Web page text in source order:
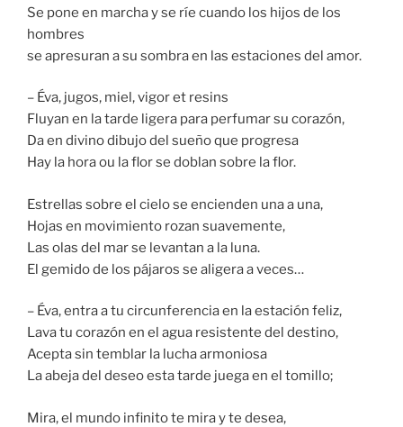
Se pone en marcha y se ríe cuando los hijos de los
hombres
se apresuran a su sombra en las estaciones del amor.
– Éva, jugos, miel, vigor et resins
Fluyan en la tarde ligera para perfumar su corazón,
Da en divino dibujo del sueño que progresa
Hay la hora ou la flor se doblan sobre la flor.
Estrellas sobre el cielo se encienden una a una,
Hojas en movimiento rozan suavemente,
Las olas del mar se levantan a la luna.
El gemido de los pájaros se aligera a veces…
– Éva, entra a tu circunferencia en la estación feliz,
Lava tu corazón en el agua resistente del destino,
Acepta sin temblar la lucha armoniosa
La abeja del deseo esta tarde juega en el tomillo;
Mira, el mundo infinito te mira y te desea,